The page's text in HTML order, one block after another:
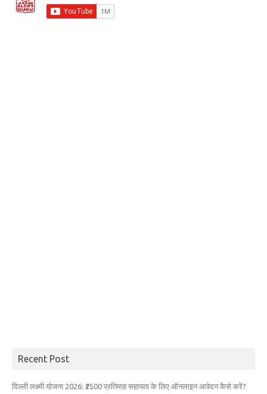
Recent Post
दिल्ली लक्ष्मी योजना 2026: ₹2500 प्रतिमाह सहायता के लिए ऑनलाइन आवेदन कैसे करें?